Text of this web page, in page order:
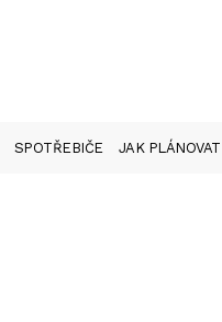
SPOTŘEBIČE JAK PLÁNOVAT